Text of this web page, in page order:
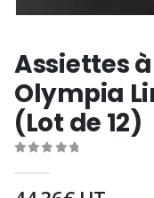
Assiettes
Olympia
(Lot de 12)